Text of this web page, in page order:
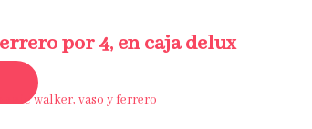
por 4, en caja delux